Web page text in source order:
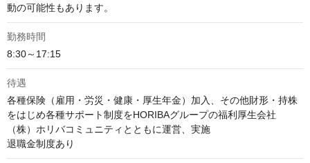
動の可能性もあります。
勤務時間
8:30～17:15
待遇
各種保険（雇用・労災・健康・厚生年金）加入、その他財形・持株
をはじめ各種サポート制度をHORIBAグループの福利厚生会社
（株）ホリバコミュニティとともに運営、実施
退職金制度あり